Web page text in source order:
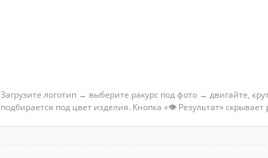
Загрузите логотип → выберите ракурс под фото → двигайте,
подбирается под цвет изделия. Кнопка «👁 Результат»